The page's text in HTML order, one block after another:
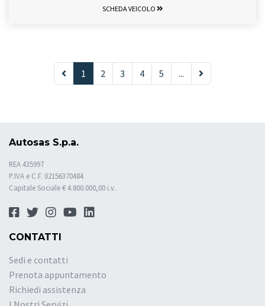
SCHEDA VEICOLO
1 2 3 4 5 ...
Autosas S.p.a.
REA 435997
P.IVA e C.F. 02156370484
Capitale Sociale € 4.800.000,00 i.v.
CONTATTI
Sedi e contatti
Prenota appuntamento
Richiedi assistenza